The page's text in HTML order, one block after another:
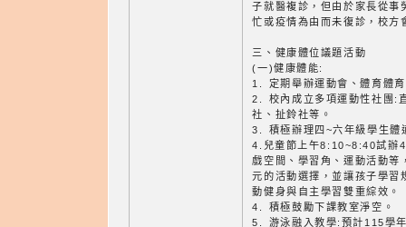
子就醫複診，但由於家長從事
忙或疫情為由而未復診，校方
三、健康體位議題活動
(一)健康體能:
1. 定期舉辦運動會、體育體
2. 校內成立多項運動性社團:
社、扯鈴社等。
3. 積極辦理四~六年級學生體
4.兒童節上午8:10~8:40試辦
戲空間、學習角、運動活動等
元的活動選擇，並讓孩子學習
動健身與自主學習雙重綜效。
4. 積極鼓勵下課教室淨空。
5. 游泳融入教學:預計115學